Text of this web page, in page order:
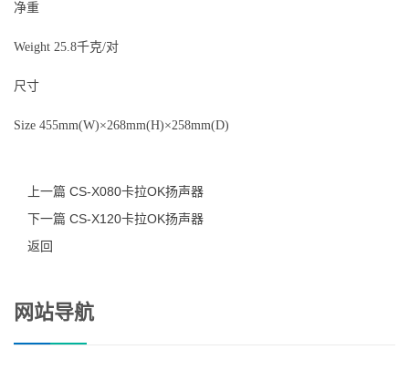
净重
Weight 25.8千克/对
尺寸
Size 455mm(W)×268mm(H)×258mm(D)
上一篇 CS-X080卡拉OK扬声器
下一篇 CS-X120卡拉OK扬声器
返回
网站导航